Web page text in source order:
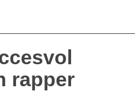
rapper